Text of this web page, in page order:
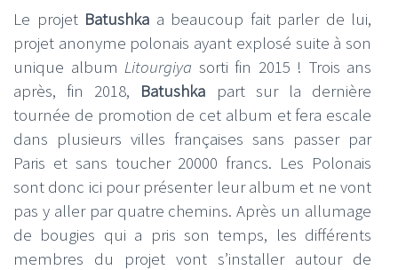
Le projet Batushka a beaucoup fait parler de lui,
projet anonyme polonais ayant explosé suite à son
unique album Litourgiya sorti fin 2015 ! Trois ans
après, fin 2018, Batushka part sur la dernière
tournée de promotion de cet album et fera escale
dans plusieurs villes françaises sans passer par
Paris et sans toucher 20000 francs. Les Polonais
sont donc ici pour présenter leur album et ne vont
pas y aller par quatre chemins. Après un allumage
de bougies qui a pris son temps, les différents
membres du projet vont s’installer autour de